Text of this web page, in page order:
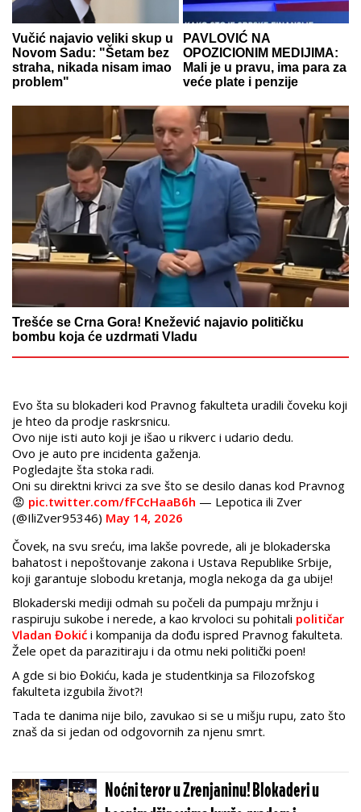
Vučić najavio veliki skup u
Novom Sadu: "Šetam bez
straha, nikada nisam imao
problem"
PAVLOVIĆ NA
OPOZICIONIM MEDIJIMA:
Mali je u pravu, ima para za
veće plate i penzije
Trešće se Crna Gora! Knežević najavio političku
bombu koja će uzdrmati Vladu
Evo šta su blokaderi kod Pravnog fakulteta uradili čoveku koji
je hteo da prodje raskrsnicu.
Ovo nije isti auto koji je išao u rikverc i udario dedu.
Ovo je auto pre incidenta gaženja.
Pogledajte šta stoka radi.
Oni su direktni krivci za sve što se desilo danas kod Pravnog
😡 pic.twitter.com/fFCcHaaB6h — Lepotica ili Zver
(@IliZver95346) May 14, 2026
Čovek, na svu sreću, ima lakše povrede, ali je blokaderska
bahatost i nepoštovanje zakona i Ustava Republike Srbije,
koji garantuje slobodu kretanja, mogla nekoga da ga ubije!
Blokaderski mediji odmah su počeli da pumpaju mržnju i
raspiruju sukobe i nerede, a kao krvoloci su pohitali političar
Vladan Đokić i kompanija da dođu ispred Pravnog fakulteta.
Žele opet da parazitiraju i da otmu neki politički poen!
A gde si bio Đokiću, kada je studentkinja sa Filozofskog
fakulteta izgubila život?!
Tada te danima nije bilo, zavukao si se u mišju rupu, zato što
znaš da si jedan od odgovornih za njenu smrt.
Noćni teror u Zrenjaninu! Blokaderi u